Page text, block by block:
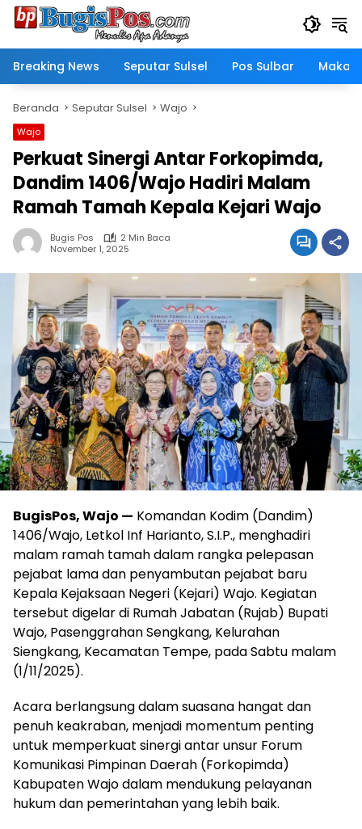
Langsung
Breaking News
Seputar Sulsel Pos Sulbar
Beranda Seputar Sulsel Wajo
Wajo
Perkuat Sinergi Antar Forkopimda,
Dandim 1406/Wajo Hadiri Malam
Ramah Tamah Kepala Kejari Wajo
Bugis Pos
2 Min Baca
November 1, 2025
BugisPos, Wajo — Komandan Kodim (Dandim)
1406/Wajo, Letkol Inf Harianto, S.I.P., menghadiri
malam ramah tamah dalam rangka pelepasan
pejabat lama dan penyambutan pejabat baru
Kepala Kejaksaan Negeri (Kejari) Wajo. Kegiatan
tersebut digelar di Rumah Jabatan (Rujab) Bupati
Wajo, Pasenggrahan Sengkang, Kelurahan
Siengkang, Kecamatan Tempe, pada Sabtu malam
(1/11/2025).
Acara berlangsung dalam suasana hangat dan
penuh keakraban, menjadi momentum penting
untuk memperkuat sinergi antar unsur Forum
Komunikasi Pimpinan Daerah (Forkopimda)
Kabupaten Wajo dalam mendukung pelayanan
hukum dan pemerintahan yang lebih baik.